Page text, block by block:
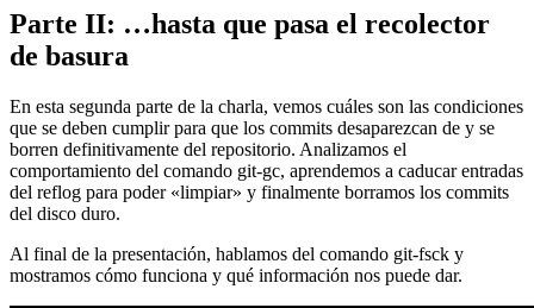
Parte II: …hasta que pasa el recolector
de basura
En esta segunda parte de la charla, vemos cuáles son las condiciones
que se deben cumplir para que los commits desaparezcan de y se
borren definitivamente del repositorio. Analizamos el
comportamiento del comando git-gc, aprendemos a caducar entradas
del reflog para poder «limpiar» y finalmente borramos los commits
del disco duro.
Al final de la presentación, hablamos del comando git-fsck y
mostramos cómo funciona y qué información nos puede dar.